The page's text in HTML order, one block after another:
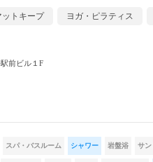
ットキープ ヨガ・ピラティス
前ビル１F
スパ・バスルーム シャワー 岩盤浴 サン